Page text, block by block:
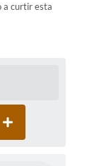
a curtir esta